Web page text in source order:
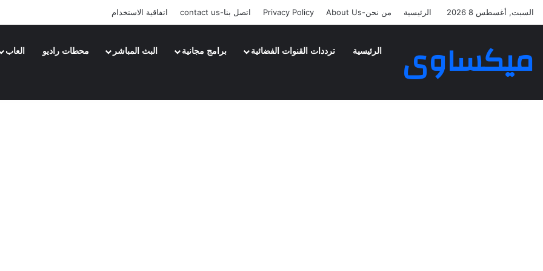
السبت, أغسطس 8 2026 الرئيسية من نحن-About Us Privacy Policy اتصل بنا-contact us اتفاقية الاستخدام
ميكساوى الرئيسية ترددات القنوات الفضائية برامج مجانية البث المباشر محطات راديو العاب